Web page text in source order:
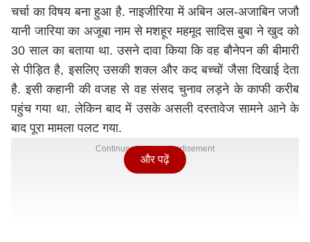
चर्चा का विषय बना हुआ है. नाइजीरिया में अबिन अल-अजाबिन जजौ
यानी जारिया का अजूबा नाम से मशहूर महमूद सादिस बुबा ने खुद को
30 साल का बताया था. उसने दावा किया कि वह बौनेपन की बीमारी
से पीड़ित है, इसलिए उसकी शक्ल और कद बच्चों जैसा दिखाई देता
है. इसी कहानी की वजह से वह संसद चुनाव लड़ने के काफी करीब
पहुंच गया था. लेकिन बाद में उसके असली दस्तावेज सामने आने के
बाद पूरा मामला पलट गया.
Continues below advertisement
और पढ़ें